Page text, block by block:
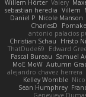
Willem Hörter Valery
sebastian heredia Villem
Daniel P Nicole Manson
CharlesD
antonio palacios
Christian Schau
Hristo
ThatDude69
Edward
Pascal Bureau Samuel
MoE MoW Autumn
alejandro chavez herrera
Kelley Womble
Sean Humphrey
Genevieve